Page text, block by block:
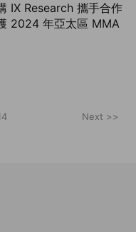
IX Research 攜手合作
2024 年亞太區 MMA
Next >>